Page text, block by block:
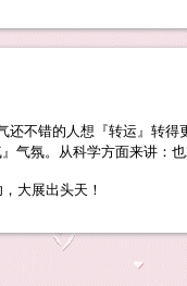
还不错的人想『转运』转
气氛。从科学方面来讲：
大展出头天！